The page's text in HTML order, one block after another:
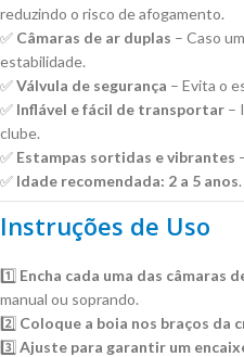
reduzindo o risco de afogamento.
✅ Câmaras de ar duplas – Caso
estabilidade.
✅Válvula de segurança – Evita o
✅ Inflável e fácil de transportar –
clube.
✅ Estampas sortidas e vibrantes
✅ Idade recomendada: 2 a 5 anos.
Instruções de Uso
1️⃣ Encha cada uma das câmaras
manual ou soprando.
2️⃣ Coloque a boia nos braços da
3️⃣ Ajuste para garantir um